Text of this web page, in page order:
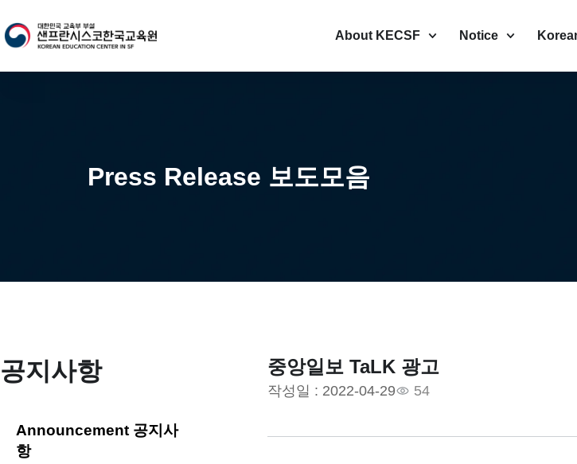
About KECSF Notice
Press Release 보도모음
공지사항
Announcement 공지사
항
중앙일보 TaLK 광고
작성일 : 2022-04-29 54